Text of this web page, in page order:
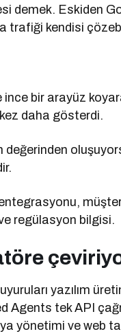
demek. Eskiden
trafiği kendisi
bir arayüz
daha gösterdi.
regülasyon bilgisi.
yazılım
Agents tek API
yönetimi ve web